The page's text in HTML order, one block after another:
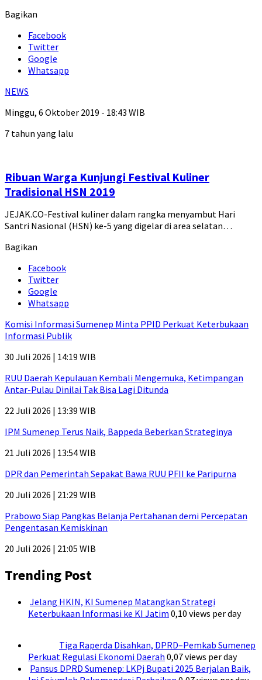
Bagikan
Facebook
Twitter
Google
Whatsapp
NEWS
Minggu, 6 Oktober 2019 - 18:43 WIB
7 tahun yang lalu
Ribuan Warga Kunjungi Festival Kuliner
Tradisional HSN 2019
JEJAK.CO-Festival kuliner dalam rangka menyambut Hari
Santri Nasional (HSN) ke-5 yang digelar di area selatan…
Bagikan
Facebook
Twitter
Google
Whatsapp
Komisi Informasi Sumenep Minta PPID Perkuat Keterbukaan
Informasi Publik
30 Juli 2026 | 14:19 WIB
RUU Daerah Kepulauan Kembali Mengemuka, Ketimpangan
Antar-Pulau Dinilai Tak Bisa Lagi Ditunda
22 Juli 2026 | 13:39 WIB
IPM Sumenep Terus Naik, Bappeda Beberkan Strateginya
21 Juli 2026 | 13:54 WIB
DPR dan Pemerintah Sepakat Bawa RUU PFII ke Paripurna
20 Juli 2026 | 21:29 WIB
Prabowo Siap Pangkas Belanja Pertahanan demi Percepatan
Pengentasan Kemiskinan
20 Juli 2026 | 21:05 WIB
Trending Post
Jelang HKIN, KI Sumenep Matangkan Strategi
Keterbukaan Informasi ke KI Jatim 0,10 views per day
Pansus DPRD Sumenep: LKPj Bupati 2025 Berjalan Baik,
Ini Sejumlah Rekomendasi Perbaikan 0,07 views per day
DPRD Sumenep Dorong Pelatihan Kerja Lebih Efektif